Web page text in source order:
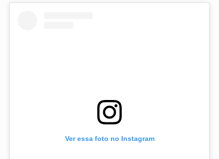
Ver essa foto no Instagram